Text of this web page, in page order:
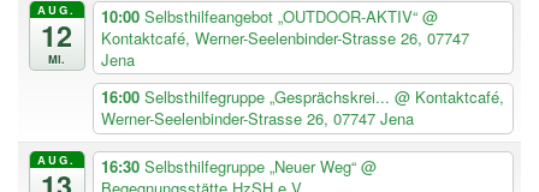
AUG.
12
Mi.
10:00 Selbsthilfeangebot „OUTDOOR-AKTIV“ @
Kontaktcafé, Werner-Seelenbinder-Strasse 26, 07747
Jena
16:00 Selbsthilfegruppe „Gesprächskrei... @ Kontaktcafé,
Werner-Seelenbinder-Strasse 26, 07747 Jena
AUG. 16:30 Selbsthilfegruppe „Neuer Weg“ @
Begegnungsstätte HzSH e.V.